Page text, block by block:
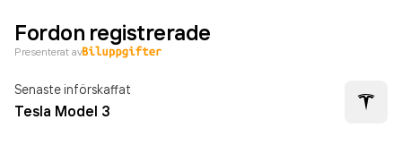
Fordon registrerade
Presenterat av
Senaste införskaffat
Tesla Model 3